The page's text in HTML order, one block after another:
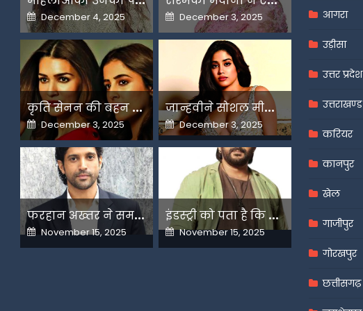
Posted
on
December 4, 2025 Posted
on
December 3, 2025
क
ृति सेनन की बहन नूपुर अगले महीने करेंगी डेस्टिनेशन मैरिज
Posted
on
December 3, 2025
ज
ान्हवीने सोशल मीडियापर उठाये सवाल
Posted
on
December 3, 2025
फ
रहान अख्तर ने समझाया देशभक्ति और अंधभक्ति का फर्क
Posted
on
November 15, 2025
इ
ंडस्ट्री को पता है कि मैं कहीं नहीं जाने वाला-अरशद वारसी
Posted
on
November 15, 2025
आगरा
उड़ीसा
उत्तर प्रदेश
उत्तराखण्ड
करियर
कानपुर
खेल
गाजीपुर
गोरखपुर
छत्तीसगढ़